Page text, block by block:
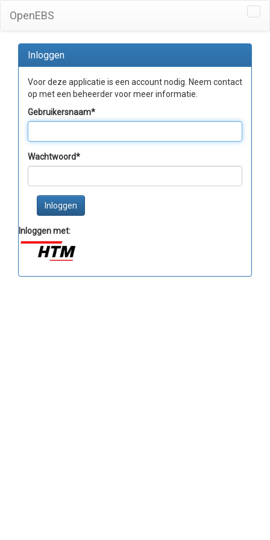
OpenEBS
Inloggen
Voor deze applicatie is een account nodig. Neem contact
op met een beheerder voor meer informatie.
Gebruikersnaam*
Wachtwoord*
Inloggen
Inloggen met: